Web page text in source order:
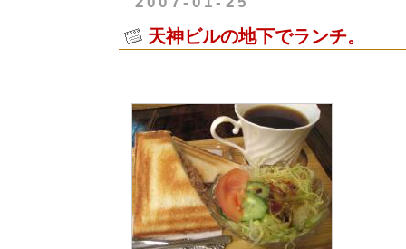
天神ビルの地下でランチ。